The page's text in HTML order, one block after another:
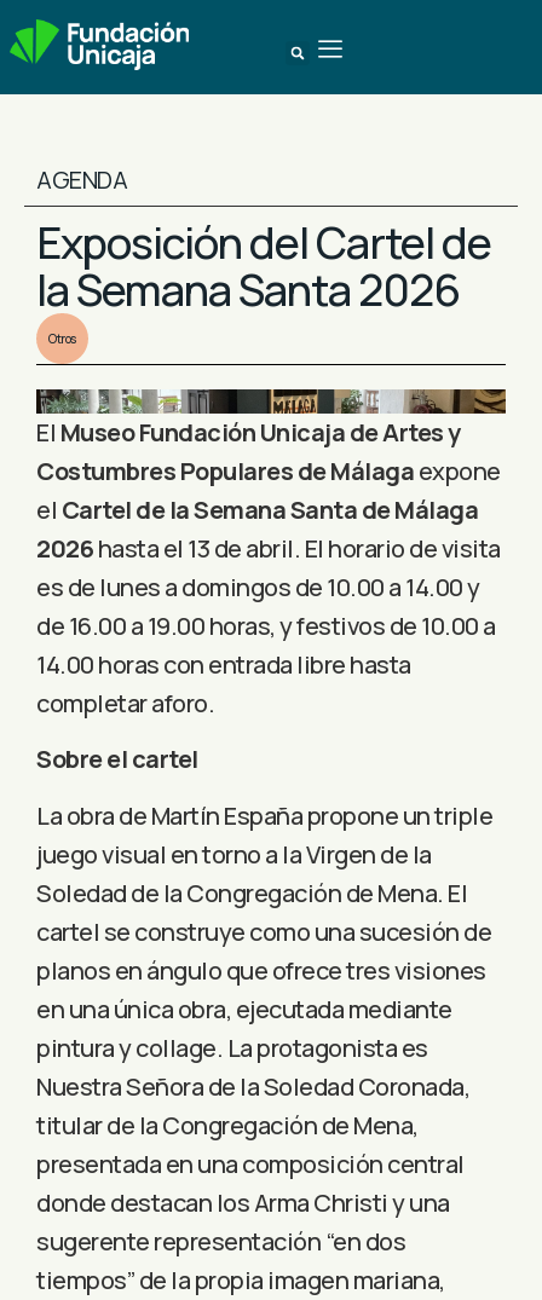
AGENDA
Exposición del Cartel de
la Semana Santa 2026
Otros
El Museo Fundación Unicaja de Artes y
Costumbres Populares de Málagaexpone
el Cartel de la Semana Santa de Málaga
2026hasta el 13 de abril. El horario de visita
es de lunes a domingos de 10.00 a 14.00 y
de 16.00 a 19.00 horas, y festivos de 10.00 a
14.00 horas con entrada libre hasta
completar aforo.
Sobre el cartel
La obra de Martín España propone un triple
juego visual en torno a la Virgen de la
Soledad de la Congregación de Mena. El
cartel se construye como una sucesión de
planos en ángulo que ofrece tres visiones
en una única obra, ejecutada mediante
pintura y collage. La protagonista es
Nuestra Señora de la Soledad Coronada,
titular de la Congregación de Mena,
presentada en una composición central
donde destacan los Arma Christi y una
sugerente representación “en dos
tiempos” de la propia imagen mariana,